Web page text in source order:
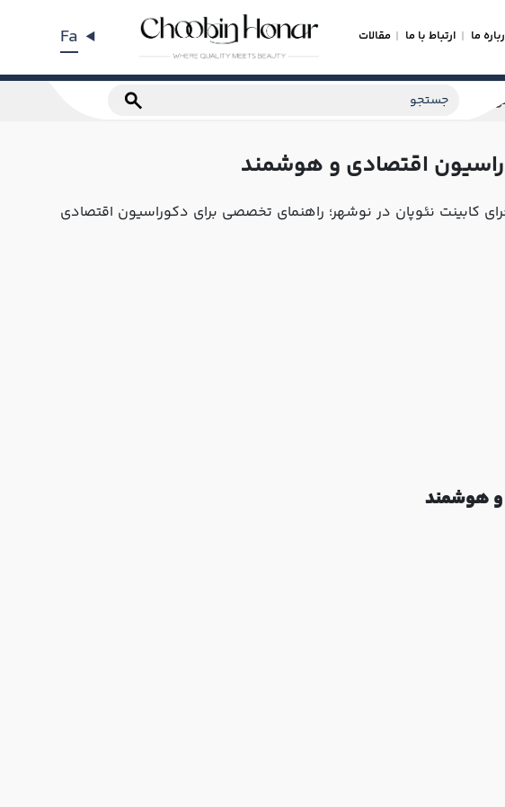
ما ارتباط با ما مقالات Fa
اقتصادی و هوشمند
و هوشمند